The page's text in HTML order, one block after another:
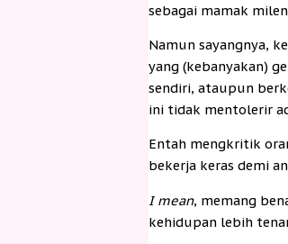
sebagai mamak
Namun sayangnya,
yang (kebanyakan)
sendiri, ataupun
ini tidak mentolerir
Entah mengkritik
bekerja keras demi
I mean, memang
kehidupan lebih